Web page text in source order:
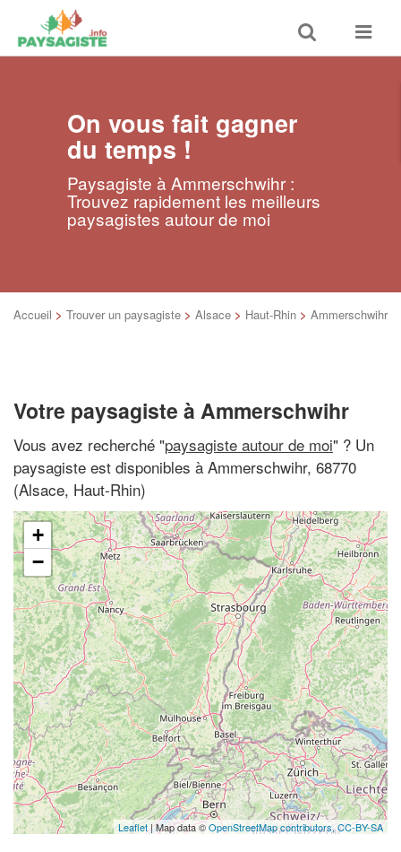
Toggle
search
Toggle
On vous fait gagner
du temps !
Paysagiste à Ammerschwihr :
Trouvez rapidement les meilleurs
paysagistes autour de moi
Accueil > Trouver un paysagiste > Alsace > Haut-Rhin > Ammerschwihr
Votre paysagiste à Ammerschwihr
Vous avez recherché "paysagiste autour de moi" ? Un
paysagiste est disponibles à Ammerschwihr, 68770
(Alsace, Haut-Rhin)
+
−
Leaflet| Map data ©OpenStreetMap contributors,CC-BY-SA